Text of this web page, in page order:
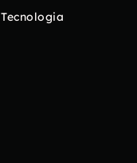
Tecnologia